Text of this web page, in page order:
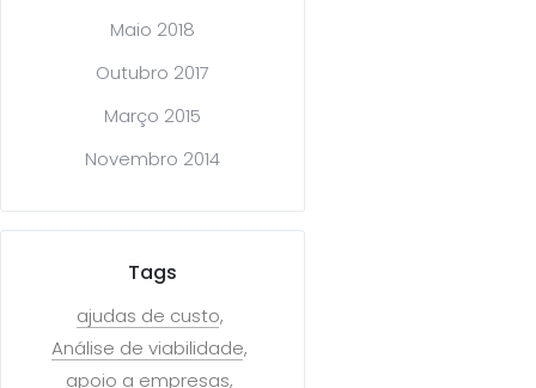
Maio 2018
Outubro 2017
Março 2015
Novembro 2014
Tags
ajudas de custo
Análise de viabilidade
apoio a empresas